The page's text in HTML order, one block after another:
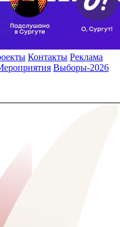
Контакты Реклама
Выборы-2026